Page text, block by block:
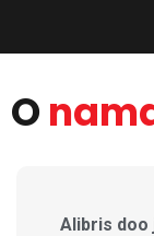
O
Alibris doo